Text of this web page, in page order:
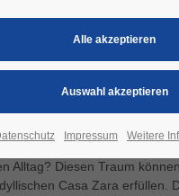
im Casa Zara!
Ferienwohnung in Mörbisch
Alltag? Diesen Traum
Casa Zara erfüllen.
Impressum Weitere